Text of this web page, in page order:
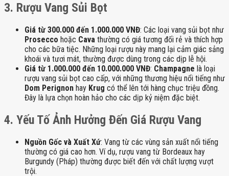
3. Rượu Vang Sủi Bọt
Giá từ 300.000 đến 1.000.000 VNĐ: Các loại vang sủi bọt như
Prosecco hoặc Cava thường có giá tương đối rẻ và thích hợp
cho các bữa tiệc. Những loại rượu này mang lại cảm giác sảng
khoái và tươi mát, thường được dùng trong các dịp lễ hội.
Giá từ 1.000.000 đến 10.000.000 VNĐ: Champagne là loại
rượu vang sủi bọt cao cấp, với những thương hiệu nổi tiếng như
Dom Perignon hay Krug có thể lên tới hàng chục triệu đồng.
Đây là lựa chọn hoàn hảo cho các dịp kỷ niệm đặc biệt.
4. Yếu Tố Ảnh Hưởng Đến Giá Rượu Vang
Nguồn Gốc và Xuất Xứ: Vang từ các vùng sản xuất nổi tiếng
thường có giá cao hơn. Ví dụ, rượu vang từ Bordeaux hay
Burgundy (Pháp) thường được biết đến với chất lượng vượt
trội.